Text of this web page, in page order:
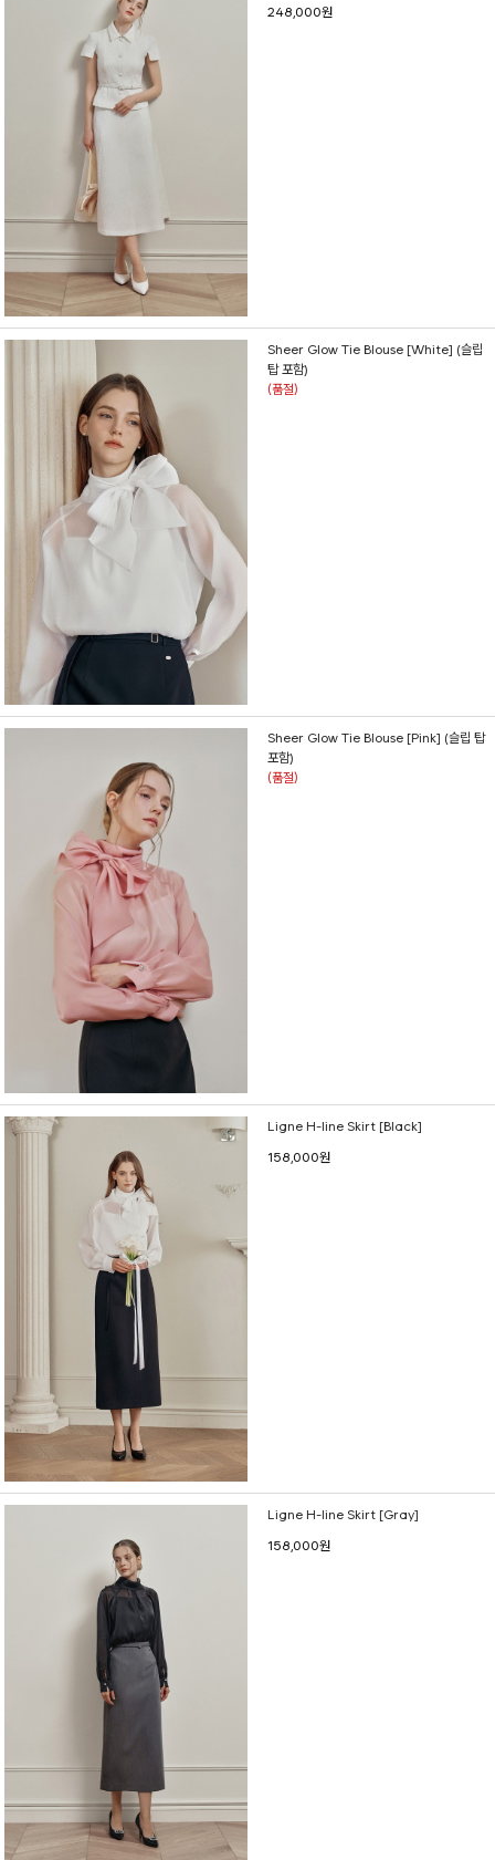
248,000원
Sheer Glow Tie Blouse [White] (슬립
탑 포함)
(품절)
Sheer Glow Tie Blouse [Pink] (슬립 탑
포함)
(품절)
Ligne H-line Skirt [Black]
158,000원
Ligne H-line Skirt [Gray]
158,000원